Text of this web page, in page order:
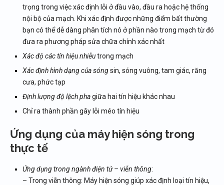
trọng trong việc xác định lỗi ở đầu vào, đầu ra hoặc hệ thống
nội bộ của mạch. Khi xác định được những điểm bất thường
bạn có thể dễ dàng phân tích nó ở phần nào trong mạch từ đó
đưa ra phương pháp sửa chữa chính xác nhất
Xác độ các tín hiệu nhiễutrong mạch
Xác định hình dạng của sóngsin, sóng vuông, tam giác, răng
cưa, phức tạp
Định lượng độ lệch phagiữa hai tín hiệu khác nhau
Chỉ ra thành phần gây lỗi méo tín hiệu
Ứng dụng của máy hiện sóng trong
thực tế
Ứng dụng trong ngành điện tử – viễn thông:
– Trong viễn thông: Máy hiện sóng giúp xác định loại tín hiệu,